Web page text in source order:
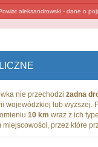
aleksandrowski - dane o
nie przechodzi żadna
wojewódzkiej lub wyższej.
10 km wraz z ich
przez które